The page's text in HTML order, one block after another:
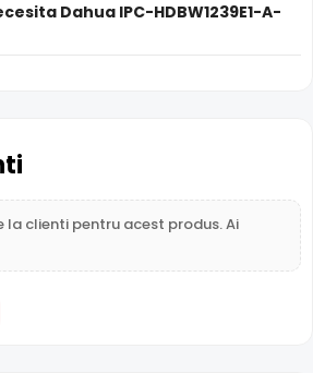
A-IL-0280B-S6 este dotata cu
Dahua IPC-HDBW1239E1-A-
la clienti pentru acest produs. Ai